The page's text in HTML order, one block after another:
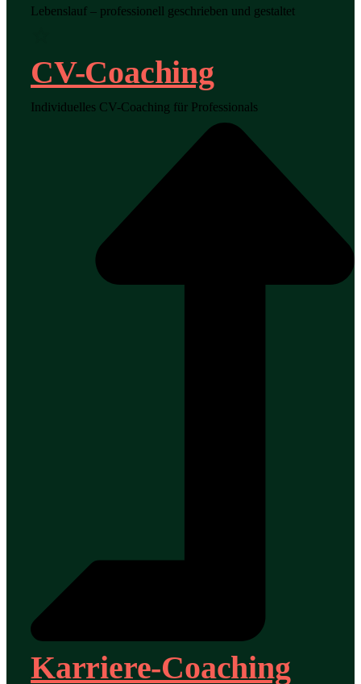
Lebenslauf – professionell geschrieben und gestaltet
CV-Coaching
Individuelles CV-Coaching für Professionals
Karriere-Coaching